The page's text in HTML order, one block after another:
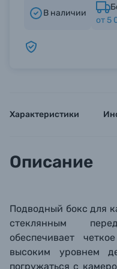
В наличии
от 5
Характеристики
Описание
Подводный бокс для
стеклянным
обеспечивает че
высоким уровнем
погружаться с